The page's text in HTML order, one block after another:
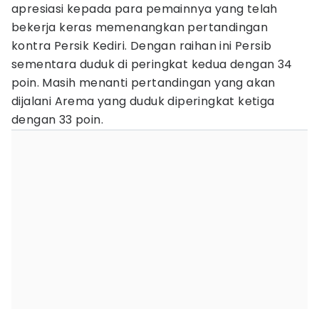
apresiasi kepada para pemainnya yang telah
bekerja keras memenangkan pertandingan
kontra Persik Kediri. Dengan raihan ini Persib
sementara duduk di peringkat kedua dengan 34
poin. Masih menanti pertandingan yang akan
dijalani Arema yang duduk diperingkat ketiga
dengan 33 poin.